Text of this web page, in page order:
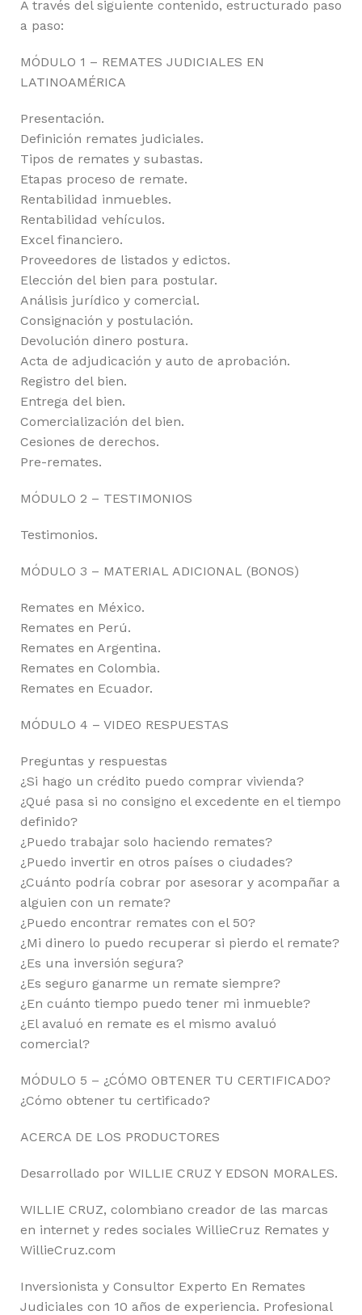
A través del siguiente contenido, estructurado paso
a paso:
MÓDULO 1 – REMATES JUDICIALES EN
LATINOAMÉRICA
Presentación.
Definición remates judiciales.
Tipos de remates y subastas.
Etapas proceso de remate.
Rentabilidad inmuebles.
Rentabilidad vehículos.
Excel financiero.
Proveedores de listados y edictos.
Elección del bien para postular.
Análisis jurídico y comercial.
Consignación y postulación.
Devolución dinero postura.
Acta de adjudicación y auto de aprobación.
Registro del bien.
Entrega del bien.
Comercialización del bien.
Cesiones de derechos.
Pre-remates.
MÓDULO 2 – TESTIMONIOS
Testimonios.
MÓDULO 3 – MATERIAL ADICIONAL (BONOS)
Remates en México.
Remates en Perú.
Remates en Argentina.
Remates en Colombia.
Remates en Ecuador.
MÓDULO 4 – VIDEO RESPUESTAS
Preguntas y respuestas
¿Si hago un crédito puedo comprar vivienda?
¿Qué pasa si no consigno el excedente en el tiempo
definido?
¿Puedo trabajar solo haciendo remates?
¿Puedo invertir en otros países o ciudades?
¿Cuánto podría cobrar por asesorar y acompañar a
alguien con un remate?
¿Puedo encontrar remates con el 50?
¿Mi dinero lo puedo recuperar si pierdo el remate?
¿Es una inversión segura?
¿Es seguro ganarme un remate siempre?
¿En cuánto tiempo puedo tener mi inmueble?
¿El avaluó en remate es el mismo avaluó
comercial?
MÓDULO 5 – ¿CÓMO OBTENER TU CERTIFICADO?
¿Cómo obtener tu certificado?
ACERCA DE LOS PRODUCTORES
Desarrollado por WILLIE CRUZ Y EDSON MORALES.
WILLIE CRUZ, colombiano creador de las marcas
en internet y redes sociales WillieCruz Remates y
WillieCruz.com
Inversionista y Consultor Experto En Remates
Judiciales con 10 años de experiencia. Profesional